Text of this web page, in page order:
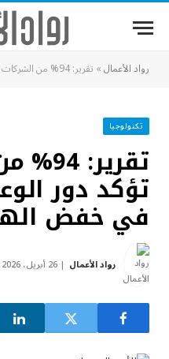
رواد الأعمال» تقرير: 94% من الشركات تؤكد دور الوعي السيبراني في خفض الهجمات
تكنولوجيا
تؤكد دور
في خفض
رواد الأعمال 26 أبريل، 2026